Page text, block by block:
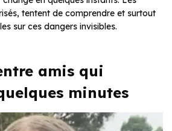
tentent de comprendre et surtout
sur ces dangers invisibles.
amis qui
minutes